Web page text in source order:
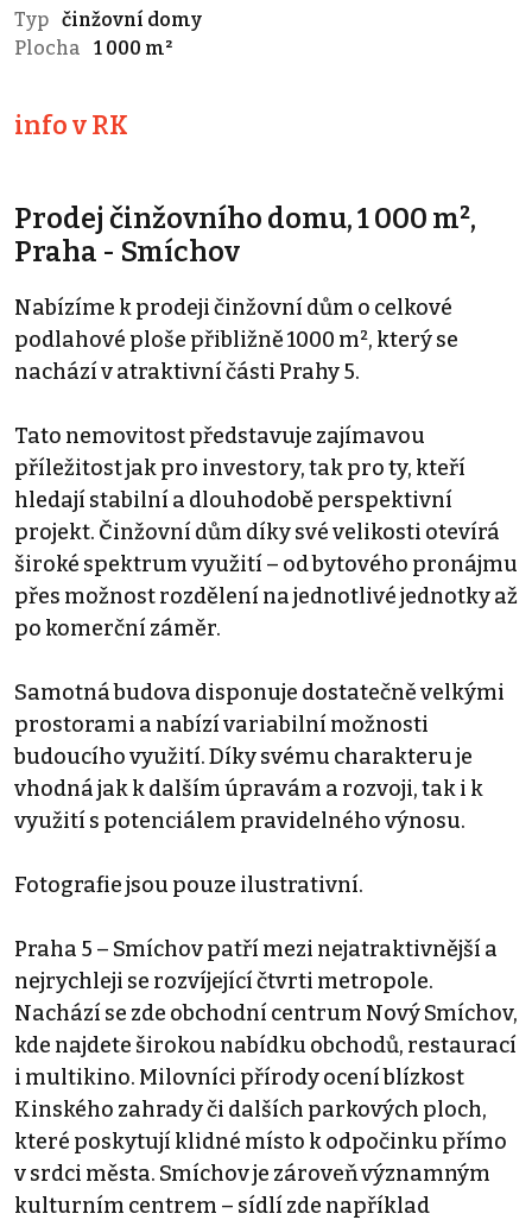
Typ činžovní domy
Plocha
1 000 m²
info v RK
Prodej činžovního domu, 1 000 m²,
Praha - Smíchov
Nabízíme k prodeji činžovní dům o celkové
podlahové ploše přibližně 1000 m², který se
nachází v atraktivní části Prahy 5.
Tato nemovitost představuje zajímavou
příležitost jak pro investory, tak pro ty, kteří
hledají stabilní a dlouhodobě perspektivní
projekt. Činžovní dům díky své velikosti otevírá
široké spektrum využití – od bytového pronájmu
přes možnost rozdělení na jednotlivé jednotky až
po komerční záměr.
Samotná budova disponuje dostatečně velkými
prostorami a nabízí variabilní možnosti
budoucího využití. Díky svému charakteru je
vhodná jak k dalším úpravám a rozvoji, tak i k
využití s potenciálem pravidelného výnosu.
Fotografie jsou pouze ilustrativní.
Praha 5 – Smíchov patří mezi nejatraktivnější a
nejrychleji se rozvíjející čtvrti metropole.
Nachází se zde obchodní centrum Nový Smíchov,
kde najdete širokou nabídku obchodů, restaurací
i multikino. Milovníci přírody ocení blízkost
Kinského zahrady či dalších parkových ploch,
které poskytují klidné místo k odpočinku přímo
v srdci města. Smíchov je zároveň významným
kulturním centrem – sídlí zde například